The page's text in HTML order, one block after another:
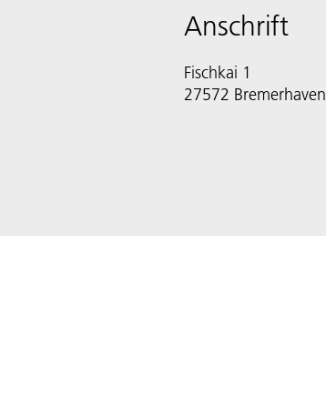
Anschrift
Fischkai 1
27572 Bremerhaven